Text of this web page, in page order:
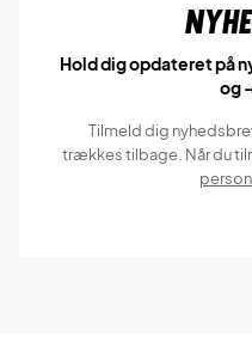
Hold dig opdateret på
og
Tilmeld dig
trækkes tilbage. Når du